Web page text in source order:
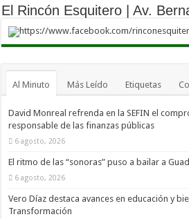
El Rincón Esquitero | Av.
https://www.facebook.com/
Al Minuto Más Leído Etiquetas
David Monreal refrenda en la SEFIN el
responsable de las finanzas públicas
6 agosto, 2026
El ritmo de las “sonoras” puso a bailar a
6 agosto, 2026
Vero Díaz destaca avances en educación y
Transformación